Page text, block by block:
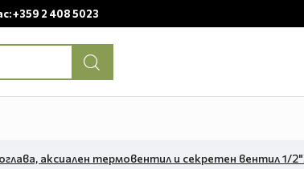
+359 2 408 5023
аксиален термовентил и секретен вентил 1/